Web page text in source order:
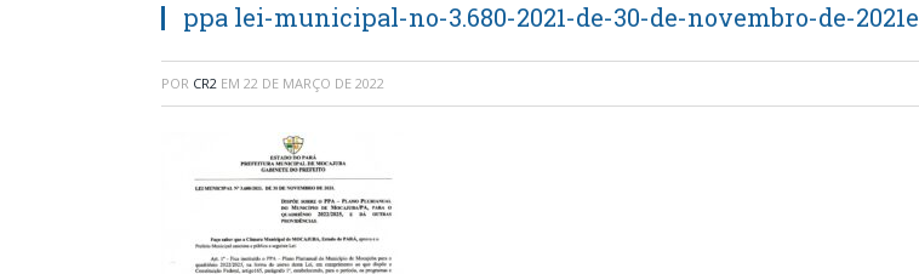
ppa lei-municipal-no-3.680-2021-de-30-de-novembro-de-2021e
POR CR2 EM 22 DE MARÇO DE 2022